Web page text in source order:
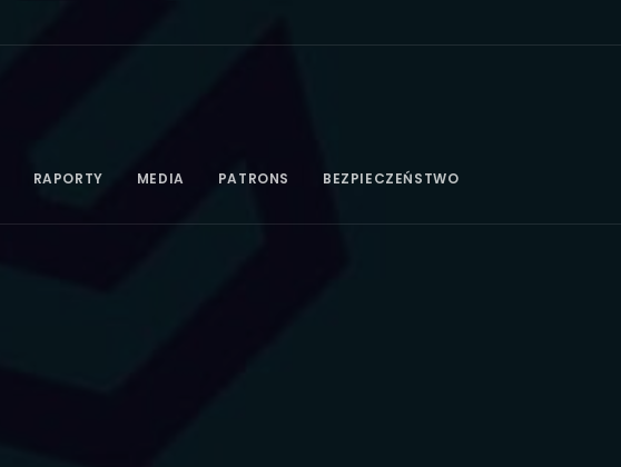
RAPORTY MEDIA PATRONS BEZPIECZEŃSTWO